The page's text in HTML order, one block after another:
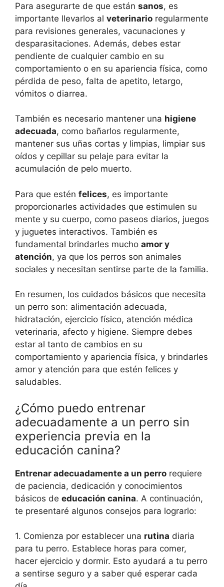
Para asegurarte de que están sanos, es
importante llevarlos al veterinario regularmente
para revisiones generales, vacunaciones y
desparasitaciones. Además, debes estar
pendiente de cualquier cambio en su
comportamiento o en su apariencia física, como
pérdida de peso, falta de apetito, letargo,
vómitos o diarrea.
También es necesario mantener una higiene
adecuada, como bañarlos regularmente,
mantener sus uñas cortas y limpias, limpiar sus
oídos y cepillar su pelaje para evitar la
acumulación de pelo muerto.
Para que estén felices, es importante
proporcionarles actividades que estimulen su
mente y su cuerpo, como paseos diarios, juegos
y juguetes interactivos. También es
fundamental brindarles mucho amor y
atención, ya que los perros son animales
sociales y necesitan sentirse parte de la familia.
En resumen, los cuidados básicos que necesita
un perro son: alimentación adecuada,
hidratación, ejercicio físico, atención médica
veterinaria, afecto y higiene. Siempre debes
estar al tanto de cambios en su
comportamiento y apariencia física, y brindarles
amor y atención para que estén felices y
saludables.
¿Cómo puedo entrenar
adecuadamente a un perro sin
experiencia previa en la
educación canina?
Entrenar adecuadamente a un perro requiere
de paciencia, dedicación y conocimientos
básicos de educación canina. A continuación,
te presentaré algunos consejos para lograrlo:
1. Comienza por establecer una rutina diaria
para tu perro. Establece horas para comer,
hacer ejercicio y dormir. Esto ayudará a tu perro
a sentirse seguro y a saber qué esperar cada